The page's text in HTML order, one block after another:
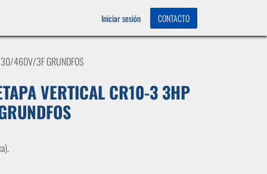
Iniciar sesión CONTACTO
460V/3F GRUNDFOS
VERTICAL CR10-3 3HP